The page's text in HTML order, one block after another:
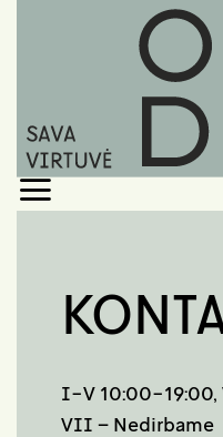
I-V 10:00-19:00,
VII – Nedirbame